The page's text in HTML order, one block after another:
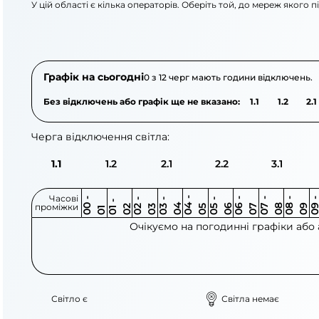
У цій області є кілька операторів. Оберіть той, до мереж якого
Графік на сьогодні0 з 12 черг мають години відключень.
Без відключень або графік ще не вказано: 1.1 1.2 2.1
Черга відключення світла:
1.1 1.2 2.1 2.2 3.1
Часові
проміжки 0
0
-
0 1 0
1
-
0 2 0 2
-
0 3 0 3
-
0 4 0 4
-
0 5 0 5
-
0 6 0 6
-
0 7 0 7
-
0 8 0 8
-
0 9 0
9
-
1
Очікуємо на погодинні графіки
Світло є Світла немає